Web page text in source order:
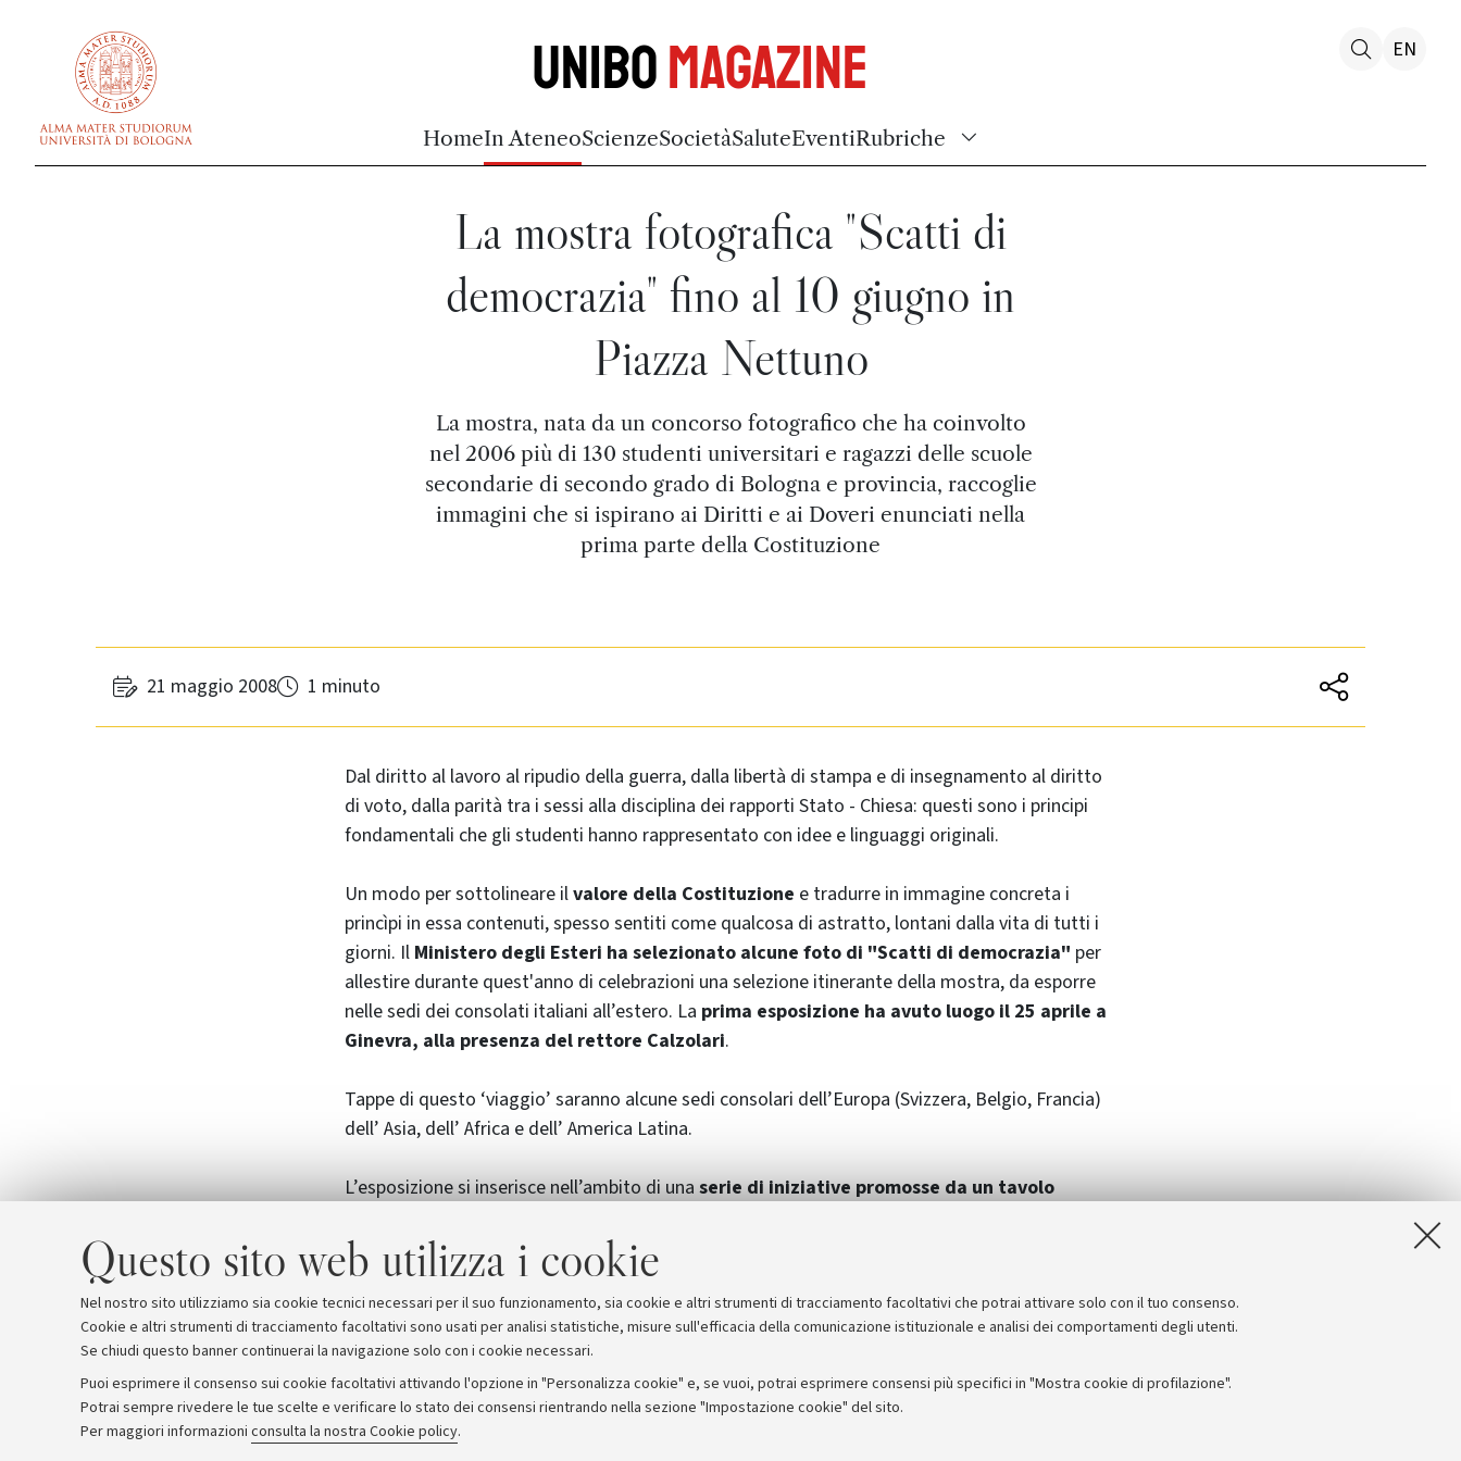
Questo sito web utilizza i cookie
Nel nostro sito utilizziamo sia cookie tecnici necessari per il suo funzionamento, sia cookie e altri strumenti di tracciamento facoltativi che potrai attivare solo con il tuo consenso.
Cookie e altri strumenti di tracciamento facoltativi sono usati per analisi statistiche, misure sull'efficacia della comunicazione istituzionale e analisi dei comportamenti degli utenti.
Se chiudi questo banner continuerai la navigazione solo con i cookie necessari.
Puoi esprimere il consenso sui cookie facoltativi attivando l'opzione in "Personalizza cookie" e, se vuoi, potrai esprimere consensi più specifici in "Mostra cookie di profilazione".
Potrai sempre rivedere le tue scelte e verificare lo stato dei consensi rientrando nella sezione "Impostazione cookie" del sito.
Per maggiori informazioni consulta la nostra Cookie policy.
UniboMagazine
HomeIn AteneoScienzeSocietàSaluteEventiRubriche
EN
La mostra fotografica "Scatti di
democrazia" fino al 10 giugno in
Piazza Nettuno
La mostra, nata da un concorso fotografico che ha coinvolto
nel 2006 più di 130 studenti universitari e ragazzi delle scuole
secondarie di secondo grado di Bologna e provincia, raccoglie
immagini che si ispirano ai Diritti e ai Doveri enunciati nella
prima parte della Costituzione
21 maggio 2008 1 minuto
Dal diritto al lavoro al ripudio della guerra, dalla libertà di stampa e di insegnamento al diritto
di voto, dalla parità tra i sessi alla disciplina dei rapporti Stato - Chiesa: questi sono i principi
fondamentali che gli studenti hanno rappresentato con idee e linguaggi originali.
Un modo per sottolineare ilvalore della Costituzione e tradurre in immagine concreta i
princìpi in essa contenuti, spesso sentiti come qualcosa di astratto, lontani dalla vita di tutti i
giorni. Il Ministero degli Esteri ha selezionato alcune foto di "Scatti di democrazia" per
allestire durante quest'anno di celebrazioni una selezione itinerante della mostra, da esporre
nelle sedi dei consolati italiani all’estero. La prima esposizione ha avuto luogo il 25 aprile a
Ginevra, alla presenza del rettore Calzolari.
Tappe di questo ‘viaggio’ saranno alcune sedi consolari dell’Europa (Svizzera, Belgio, Francia)
dell’ Asia, dell’ Africa e dell’ America Latina.
L’esposizione si inserisce nell’ambito di una serie di iniziative promosse da un tavolo
Bologna, Regione Emilia Romagna, Ufficio Scolastico Regionale, MIUR - Centro Servizi
Amministrativi di Bologna, Provincia di Bologna, Comune di Bologna, in occasione delle
celebrazioni del 60° anniversario della Costituzione italiana.
Archivio Comunicati stampa Redazione Rassegna stampa